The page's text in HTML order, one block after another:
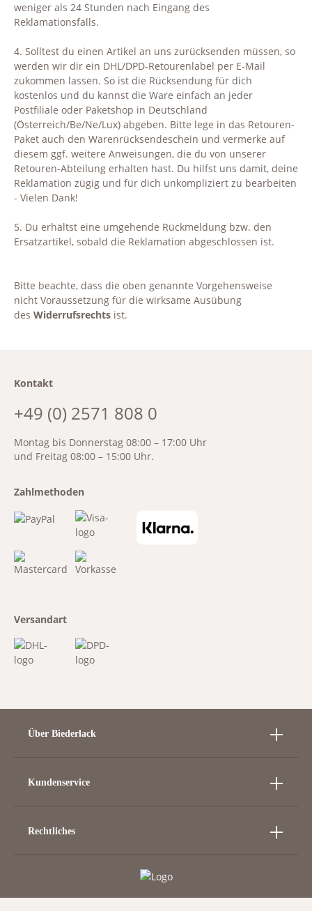
weniger als 24 Stunden nach Eingang des
Reklamationsfalls.
4. Solltest du einen Artikel an uns zurücksenden müssen, so
werden wir dir ein DHL/DPD-Retourenlabel per E-Mail
zukommen lassen. So ist die Rücksendung für dich
kostenlos und du kannst die Ware einfach an jeder
Postfiliale oder Paketshop in Deutschland
(Österreich/Be/Ne/Lux) abgeben. Bitte lege in das Retouren-
Paket auch den Warenrücksendeschein und vermerke auf
diesem ggf. weitere Anweisungen, die du von unserer
Retouren-Abteilung erhalten hast. Du hilfst uns damit, deine
Reklamation zügig und für dich unkompliziert zu bearbeiten
- Vielen Dank!
5. Du erhältst eine umgehende Rückmeldung bzw. den
Ersatzartikel, sobald die Reklamation abgeschlossen ist.
Bitte beachte, dass die oben genannte Vorgehensweise
nicht Voraussetzung für die wirksame Ausübung
des Widerrufsrechts ist.
Kontakt
+49 (0) 2571 808 0
Montag bis Donnerstag 08:00 – 17:00 Uhr
und Freitag 08:00 – 15:00 Uhr.
Zahlmethoden
Versandart
Über Biederlack
Kundenservice
Rechtliches